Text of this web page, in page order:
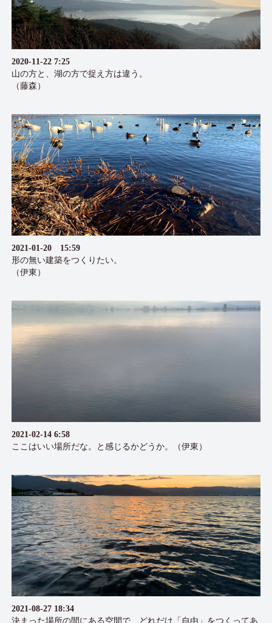
2020-11-22 7:25
山の方と、湖の方で捉え方は違う。
（藤森）
2021-01-20 15:59
形の無い建築をつくりたい。
（伊東）
2021-02-14 6:58
ここはいい場所だな。と感じるかどうか。（伊東）
2021-08-27 18:34
決まった場所の間にある空間で、どれだけ「自由」をつくってあ